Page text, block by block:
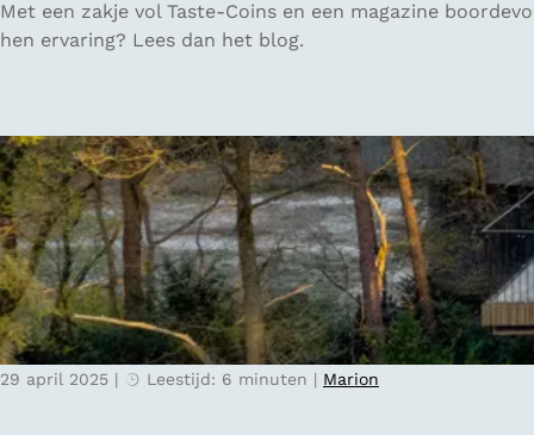
h
a
s
w
i
n
k
e
l
s
i
n
O
n
k
d
e
s
m
a
k
e
n
Met een zakje vol Taste-Coins en een magazine
hen ervaring? Lees dan het blog.
29 april 2025 | Leestijd: 6 minuten | Marion